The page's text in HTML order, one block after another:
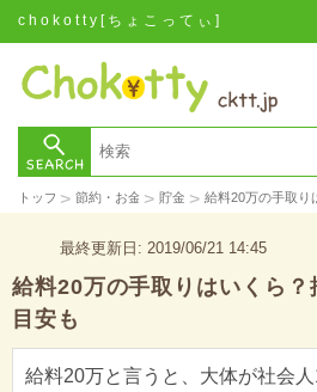
chokotty[ちょこってぃ]
トップ > 節約・お金 > 貯金 > 給料20万の手取り
最終更新日: 2019/06/21 14:45
給料20万の手取りはいくら
目安も
給料20万と言うと、大体が社会